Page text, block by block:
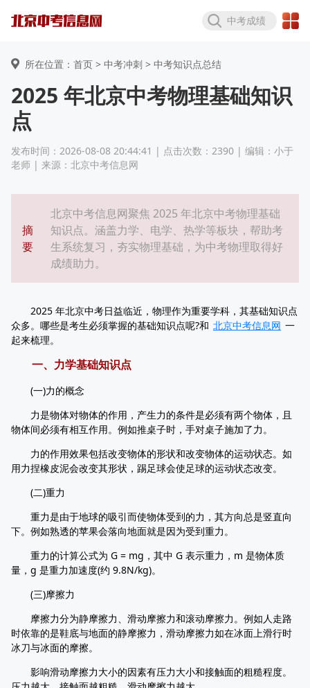
中考成绩
所在位置：首页 > 中考冲刺 > 中考知识点总结
2025 年北京中考物理基础知识
点
发布时间：2026-08-08 20:44:41 | 点击次数：2390 | 编辑：小于
老师 | 来源：北京中考信息网
摘
要
北京中考信息网聚焦 2025 年北京中考物理基础
知识点。涵盖力学、电学、热学等板块，帮助考
生系统复习，夯实物理基础，为中考物理取得好
成绩助力。
2025 年北京中考日益临近，物理作为重要学科，其基础知识点
众多。哪些是考生必须掌握的基础知识点呢?和 北京中考信息网 一
起来梳理。
一、力学基础知识点
(一)力的概念
力是物体对物体的作用，产生力的条件是必须有两个物体，且
物体间必须有相互作用。例如推桌子时，手对桌子施加了力。
力的作用效果包括改变物体的形状和改变物体的运动状态。如
用力捏橡皮泥会改变其形状，踢足球会使足球的运动状态改变。
(二)重力
重力是由于地球的吸引而使物体受到的力，其方向总是竖直向
下。例如熟透的苹果会落向地面就是因为受到重力。
重力的计算公式为 G = mg，其中 G 表示重力，m 是物体质
量，g 是重力加速度(约 9.8N/kg)。
(三)摩擦力
摩擦力分为静摩擦力、滑动摩擦力和滚动摩擦力。例如人走路
时依靠的是鞋底与地面的静摩擦力，滑动摩擦力如在冰面上滑行时
冰刀与冰面的摩擦。
影响滑动摩擦力大小的因素有压力大小和接触面的粗糙程度。